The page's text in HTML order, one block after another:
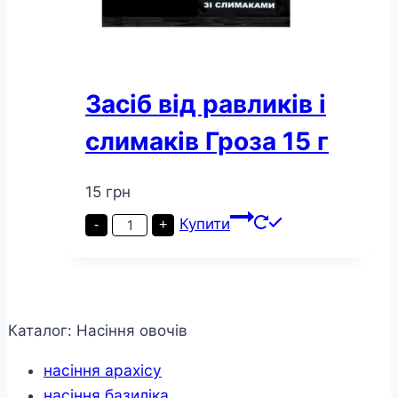
Засіб від равликів і
слимаків Гроза 15 г
15 грн
-
Засіб
від
г
кількість
+ Купити
Каталог: Насіння овочів
насіння арахісу